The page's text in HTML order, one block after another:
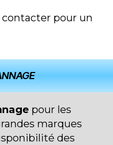
contacter pour un
pour les
marques
des